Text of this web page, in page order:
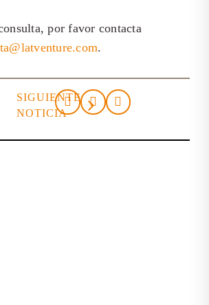
por favor contacta
.
SIGUIENTE
NOTICIA